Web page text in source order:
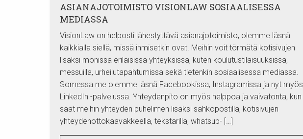
ASIANAJOTOIMISTO VISIONLAW SOSIAALISESSA
MEDIASSA
VisionLaw on helposti lähestyttävä asianajotoimisto, olemme läsnä
kaikkialla siellä, missä ihmisetkin ovat. Meihin voit törmätä kotisivujen
lisäksi monissa erilaisissa yhteyksissä, kuten koulutustilaisuuksissa,
messuilla, urheilutapahtumissa sekä tietenkin sosiaalisessa mediassa.
Somessa me olemme läsnä Facebookissa, Instagramissa ja nyt myös
LinkedIn -palvelussa. Yhteydenpito on myös helppoa ja vaivatonta, kun
saat meihin yhteyden puhelimen lisäksi sähköpostilla, kotisivujen
yhteydenottokaavakkeella, tekstarilla, whatsup- […]